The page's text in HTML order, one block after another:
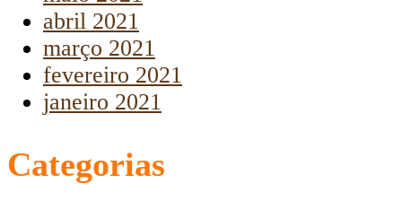
abril 2021
março 2021
fevereiro 2021
janeiro 2021
Categorias